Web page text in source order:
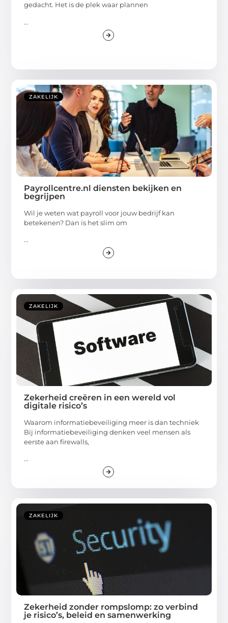
gedacht. Het is de plek waar plannen
...
ZAKELIJK
Payrollcentre.nl diensten bekijken en
begrijpen
Wil je weten wat payroll voor jouw bedrijf kan
betekenen? Dan is het slim om
...
ZAKELIJK
Zekerheid creëren in een wereld vol
digitale risico’s
Waarom informatiebeveiliging meer is dan techniek
Bij informatiebeveiliging denken veel mensen als
eerste aan firewalls,
...
ZAKELIJK
Zekerheid zonder rompslomp: zo verbind
je risico’s, beleid en samenwerking